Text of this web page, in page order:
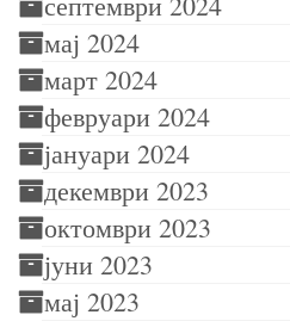
мај 2024
март 2024
февруари 2024
јануари 2024
декември 2023
октомври 2023
јуни 2023
мај 2023